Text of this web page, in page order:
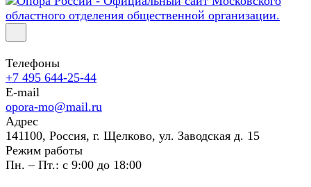
Телефоны
+7 495 644-25-44
E-mail
opora-mo@mail.ru
Адрес
141100, Россия, г. Щелково, ул. Заводская д. 15
Режим работы
Пн. – Пт.: с 9:00 до 18:00